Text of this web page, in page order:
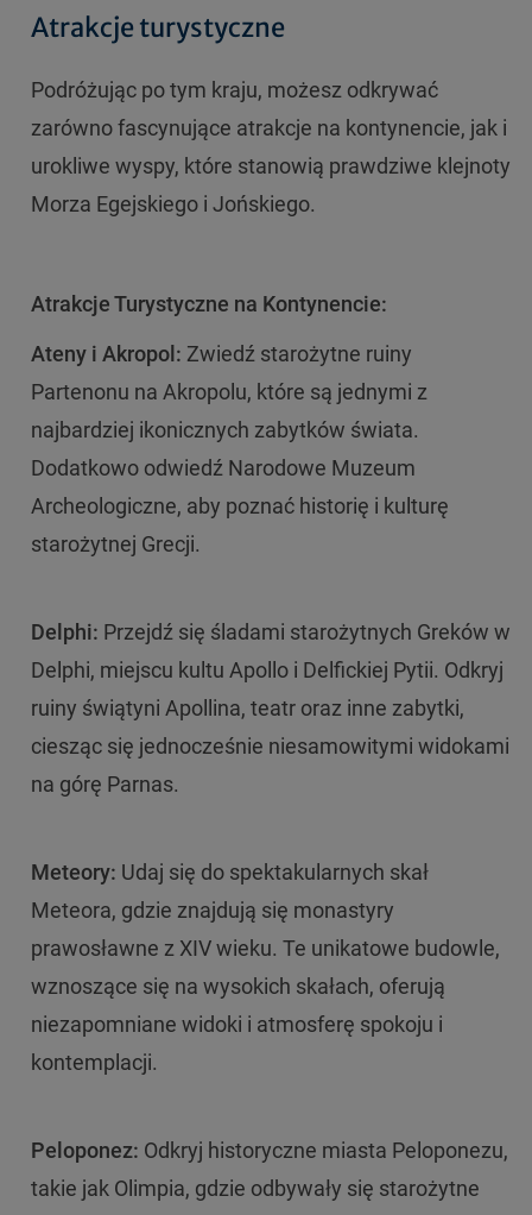
Atrakcje turystyczne
Podróżując po tym kraju, możesz odkrywać
zarówno fascynujące atrakcje na kontynencie, jak i
urokliwe wyspy, które stanowią prawdziwe klejnoty
Morza Egejskiego i Jońskiego.
Atrakcje Turystyczne na Kontynencie:
Ateny i Akropol: Zwiedź starożytne ruiny
Partenonu na Akropolu, które są jednymi z
najbardziej ikonicznych zabytków świata.
Dodatkowo odwiedź Narodowe Muzeum
Archeologiczne, aby poznać historię i kulturę
starożytnej Grecji.
Delphi: Przejdź się śladami starożytnych Greków w
Delphi, miejscu kultu Apollo i Delfickiej Pytii. Odkryj
ruiny świątyni Apollina, teatr oraz inne zabytki,
ciesząc się jednocześnie niesamowitymi widokami
na górę Parnas.
Meteory: Udaj się do spektakularnych skał
Meteora, gdzie znajdują się monastyry
prawosławne z XIV wieku. Te unikatowe budowle,
wznoszące się na wysokich skałach, oferują
niezapomniane widoki i atmosferę spokoju i
kontemplacji.
Peloponez: Odkryj historyczne miasta Peloponezu,
takie jak Olimpia, gdzie odbywały się starożytne